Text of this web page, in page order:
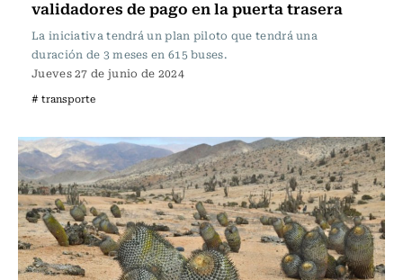
validadores de pago en la puerta trasera
La iniciativa tendrá un plan piloto que tendrá una
duración de 3 meses en 615 buses.
Jueves 27 de junio de 2024
# transporte